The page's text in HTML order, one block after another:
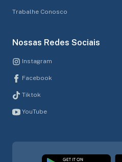
Trabalhe Conosco
Nossas Redes Sociais
Instagram
Facebook
Tiktok
YouTube